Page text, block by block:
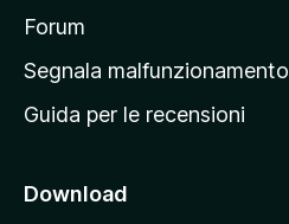
p
r
n
i
Forum
Segnala malfunzionamento
Guida per le recensioni
Download